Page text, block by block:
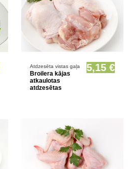
Prece pieejama opcionāli
Atdzesēta vistas gaļa
Broilera kājas
atkaulotas
atdzesētas
5,15 €